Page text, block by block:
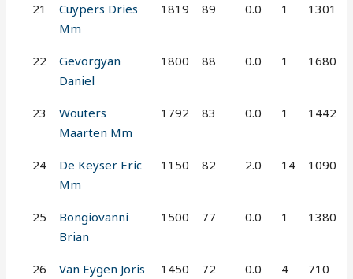
21
Cuypers Dries
Mm
1819 89 0.0 1 1301
22
Gevorgyan
Daniel
1800 88 0.0 1 1680
23
Wouters
Maarten Mm
1792 83 0.0 1 1442
24
De Keyser Eric
Mm
1150 82 2.0 14 1090
25
Bongiovanni
Brian
1500 77 0.0 1 1380
26 Van Eygen Joris 1450 72 0.0 4 710